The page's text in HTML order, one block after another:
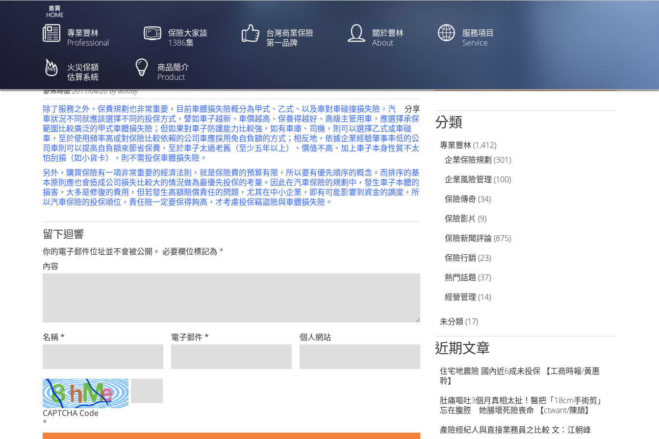
專業豐林
Professional
保險大家談
1386集
台灣商業保險
第一品牌
關於豐林
About
服務項目
Service
火災保額
估算系統
商品簡介
Product
怡慈】
欲閱讀全文請點上列新聞標題
發佈時間2017/04/20bywoody
分享
除了服務之外，保費規劃也非常重要，目前車體損失險概分為甲式、乙式、以及車對車碰撞損失險，汽
車狀況不同就應該選擇不同的投保方式，譬如車子越新、車價越高、保養得越好、高級主管用車，應選擇承保
範圍比較廣泛的甲式車體損失險；但如果對車子防護能力比較強，如有車庫、司機，則可以選擇乙式或車碰
車，至於使用頻率高或對保險比較依賴的公司車應採用免自負額的方式；相反地，依據企業經驗肇事率低的公
司車則可以提高自負額來節省保費，至於車子太過老舊（至少五年以上）、價值不高、加上車子本身性質不太
怕刮損（如小貨卡），則不需投保車體損失險。
另外，購買保險有一項非常重要的經濟法則，就是保險費的預算有限，所以要有優先順序的概念。而排序的基
本原則應也會造成公司損失比較大的情況做為最優先投保的考量。因此在汽車保險的規劃中，發生車子本體的
損害，大多是修復的費用，但若發生高額賠償責任的問題，尤其在中小企業，即有可能影響到資金的調度，所
以汽車保險的投保順位，責任險一定要保得夠高，才考慮投保竊盜險與車體損失險。
留下迴響
你的電子郵件位址並不會被公開。 必要欄位標記為 *
內容
名稱* 電子郵件* 個人網站
CAPTCHA Code
*
分類
專業豐林(1,412)
企業保險規劃 (301)
企業風險管理 (100)
保險傳奇(34)
保險影片 (9)
保險新聞評論(875)
保險行銷 (23)
熱門話題(37)
經營管理 (14)
未分類(17)
近期文章
住宅地震險 國內近6成未投保 【工商時報/黃惠
聆】
肚痛嘔吐3個月真相太扯！醫把「18cm手術剪」
忘在腹腔 她腸壞死險喪命 【ctwant/陳頡】
產險經紀人與直接業務員之比較 文：江朝峰